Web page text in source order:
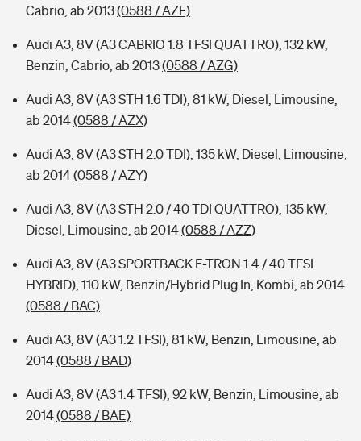
Cabrio, ab 2013(0588 / AZF)
Audi A3, 8V (A3 CABRIO 1.8 TFSI QUATTRO), 132 kW,
Benzin, Cabrio, ab 2013(0588 / AZG)
Audi A3, 8V (A3 STH 1.6 TDI), 81 kW, Diesel, Limousine,
ab 2014(0588 / AZX)
Audi A3, 8V (A3 STH 2.0 TDI), 135 kW, Diesel, Limousine,
ab 2014(0588 / AZY)
Audi A3, 8V (A3 STH 2.0 / 40 TDI QUATTRO), 135 kW,
Diesel, Limousine, ab 2014(0588 / AZZ)
Audi A3, 8V (A3 SPORTBACK E-TRON 1.4 / 40 TFSI
HYBRID), 110 kW, Benzin/Hybrid Plug In, Kombi, ab 2014
(0588 / BAC)
Audi A3, 8V (A3 1.2 TFSI), 81 kW, Benzin, Limousine, ab
2014(0588 / BAD)
Audi A3, 8V (A3 1.4 TFSI), 92 kW, Benzin, Limousine, ab
2014(0588 / BAE)